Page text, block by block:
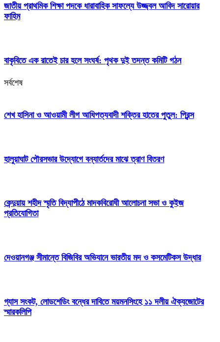
জাতীয় প্রাথমিক শিক্ষা পদকে ধারাবাহিক সাফল্যে উজ্জ্বল আবিদ সারোয়ার
ফাহিম
বাকৃবিতে এক রাতেই চার হলে সংঘর্ষ: পৃথক দুই তদন্ত কমিটি গঠন
সর্বশেষ
শেখ হাসিনা ও আওয়ামী লীগ আধিপত্যবাদী শক্তির হাতের পুতুল: প্রিন্স
হালুয়াঘাট পৌরসভার উদ্যোগে বন্যার্তদের মাঝে ত্রাণ বিতরণ
কেন্দুয়ায় শহীদ স্মৃতি বিদ্যাপীঠে মাদকবিরোধী আলোচনা সভা ও কুইজ
প্রতিযোগিতা
দেওয়ানগঞ্জ সীমান্তে বিজিবির অভিযানে ভারতীয় মদ ও কসমেটিকস উদ্ধার
গ্যাস সংকট, লোডশেডিং বন্ধের দাবিতে ময়মনসিংহে ১১ দলীয় ঐক্যজোটের
স্মারকলিপি